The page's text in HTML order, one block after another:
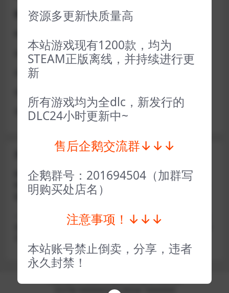
获取方式找企鹅群里的技术客服获取即可
如激活上限需等到隔天早上在线进一次游戏
或者使用网盘版也可解决D加密激活的问题，一样玩
请各位亲们理解
关于密码错误问题
账号密码复制粘贴，注意不要复制到空格了，CTRL+C复
制，或者鼠标右键先复制然后键盘 CTRL+V粘贴，steam改
版了必须键盘粘贴（CTRL+V粘贴）鼠标不能粘贴了
————————————————————–离线模式玩
游戏，在线没存档被顶号，不然没有存档，D加密游戏尽量
京ICP备18888888号京公网安备 188888888
资源多更新快质量高
本站游戏现有1200款，均为
STEAM正版离线，并持续进行更
新
所有游戏均为全dlc，新发行的
DLC24小时更新中~
售后企鹅交流群↓↓↓
企鹅群号：201694504（加群写
明购买处店名）
注意事项！↓↓↓
本站账号禁止倒卖，分享，违者
永久封禁！